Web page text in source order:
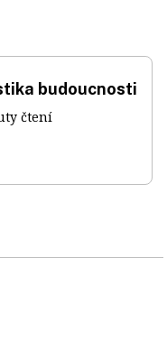
budoucnosti
čtení